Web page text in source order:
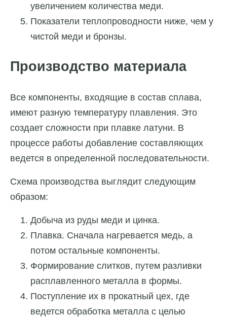
увеличением количества меди.
Показатели теплопроводности ниже, чем у
чистой меди и бронзы.
Производство материала
Все компоненты, входящие в состав сплава,
имеют разную температуру плавления. Это
создает сложности при плавке латуни. В
процессе работы добавление составляющих
ведется в определенной последовательности.
Схема производства выглядит следующим
образом:
Добыча из руды меди и цинка.
Плавка. Сначала нагревается медь, а
потом остальные компоненты.
Формирование слитков, путем разливки
расплавленного металла в формы.
Поступление их в прокатный цех, где
ведется обработка металла с целью